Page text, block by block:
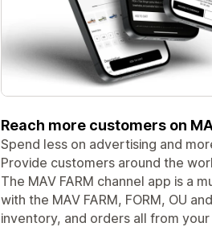
Reach more customers on
Spend less on advertising and
Provide customers around the
The MAV FARM channel app is a
with the MAV FARM, FORM, OU
inventory, and orders all from